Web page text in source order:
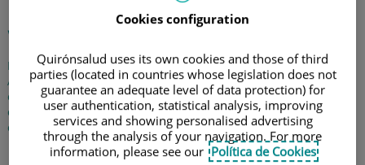
y a quién se realiza
El doctor Pedro Bretcha Boix, especialista en Cirugía General y
Aparato Digestivo del Hospital Quirónsalud Torrevieja, nos
explica la cirugía de la exenteración pélvica con la que se
extirpan los órganos de la pelvis en enfermos neoplásicos que
cumplan unos requisitos muy concretos
13 de diciembre de 2021
Cookies configuration
Quirónsalud uses its own cookies and those of third
parties (located in countries whose legislation does not
guarantee an adequate level of data protection) for
user authentication, statistical analysis, improving
services and showing personalised advertising
through the analysis of your navigation. For more
information, please see our Política de Cookies